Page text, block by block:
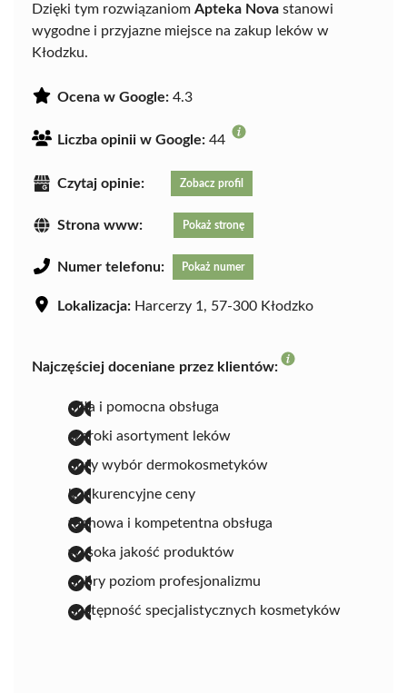
Dzięki tym rozwiązaniom Apteka Nova stanowi
wygodne i przyjazne miejsce na zakup leków w
Kłodzku.
Ocena w Google: 4.3
Liczba opinii w Google: 44
Czytaj opinie: Zobacz profil
Strona www: Pokaż stronę
Numer telefonu: Pokaż numer
Lokalizacja: Harcerzy 1, 57-300 Kłodzko
Najczęściej doceniane przez klientów:
miła i pomocna obsługa
szeroki asortyment leków
duży wybór dermokosmetyków
konkurencyjne ceny
fachowa i kompetentna obsługa
wysoka jakość produktów
dobry poziom profesjonalizmu
dostępność specjalistycznych kosmetyków